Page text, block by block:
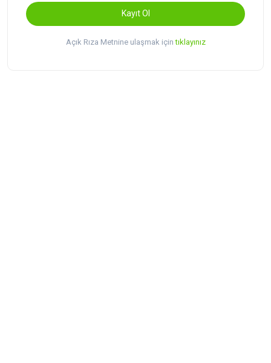
Kayıt Ol
Açık Rıza Metnine ulaşmak içintıklayınız